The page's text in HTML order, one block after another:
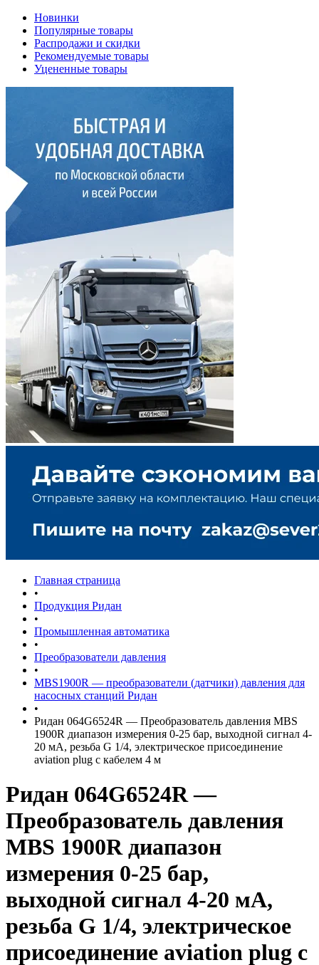
Новинки
Популярные товары
Распродажи и скидки
Рекомендуемые товары
Уцененные товары
Главная страница
•
Продукция Ридан
•
Промышленная автоматика
•
Преобразователи давления
•
MBS1900R — преобразователи (датчики) давления для
насосных станций Ридан
•
Ридан 064G6524R — Преобразователь давления MBS
1900R диапазон измерения 0-25 бар, выходной сигнал 4-
20 мА, резьба G 1/4, электрическое присоединение
aviation plug с кабелем 4 м
Ридан 064G6524R —
Преобразователь давления
MBS 1900R диапазон
измерения 0-25 бар,
выходной сигнал 4-20 мА,
резьба G 1/4, электрическое
присоединение aviation plug с